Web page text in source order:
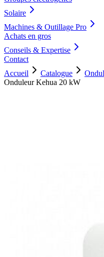
Solaire
Machines & Outillage Pro
Achats en gros
Conseils & Expertise
Contact
Accueil
Catalogue
Onduleur Kehua 20 kW